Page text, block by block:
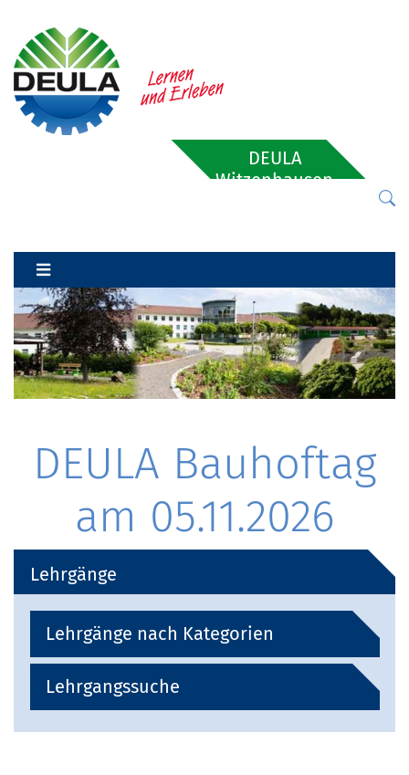
DEULA
Witzenhausen
DEULA Bauhoftag
am 05.11.2026
Lehrgänge
Lehrgänge nach Kategorien
Lehrgangssuche